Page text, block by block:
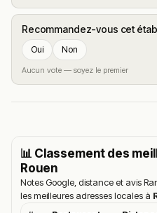
Recommandez-vous cet
Oui Non
Aucun vote — soyez le premier
📊 Classement des
Rouen
Notes Google, distance et avis
les meilleures adresses locales à